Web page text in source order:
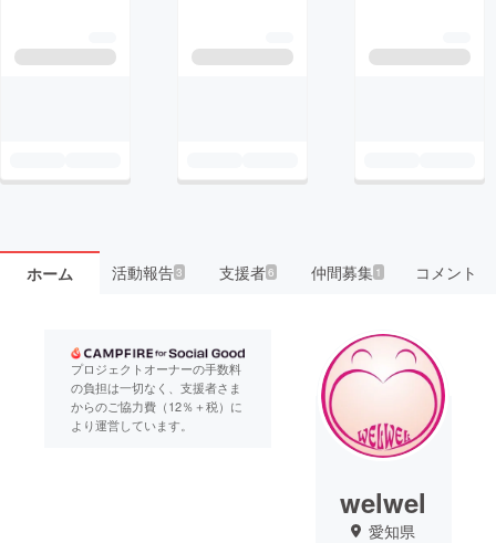
ホーム 活動報告3 支援者6 仲間募集 1 コメント
プロジェクトオーナーの手数料
の負担は一切なく、支援者さま
からのご協力費（12％＋税）に
より運営しています。
welwel
愛知県